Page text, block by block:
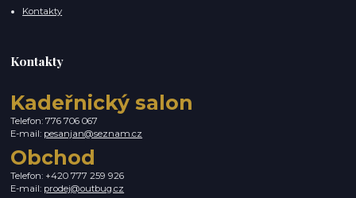
Kontakty
Kontakty
Kadeřnický salon
Telefon: 776 706 067
E-mail: pesanjan@seznam.cz
Obchod
Telefon: +420 777 259 926
E-mail: prodej@outbug.cz